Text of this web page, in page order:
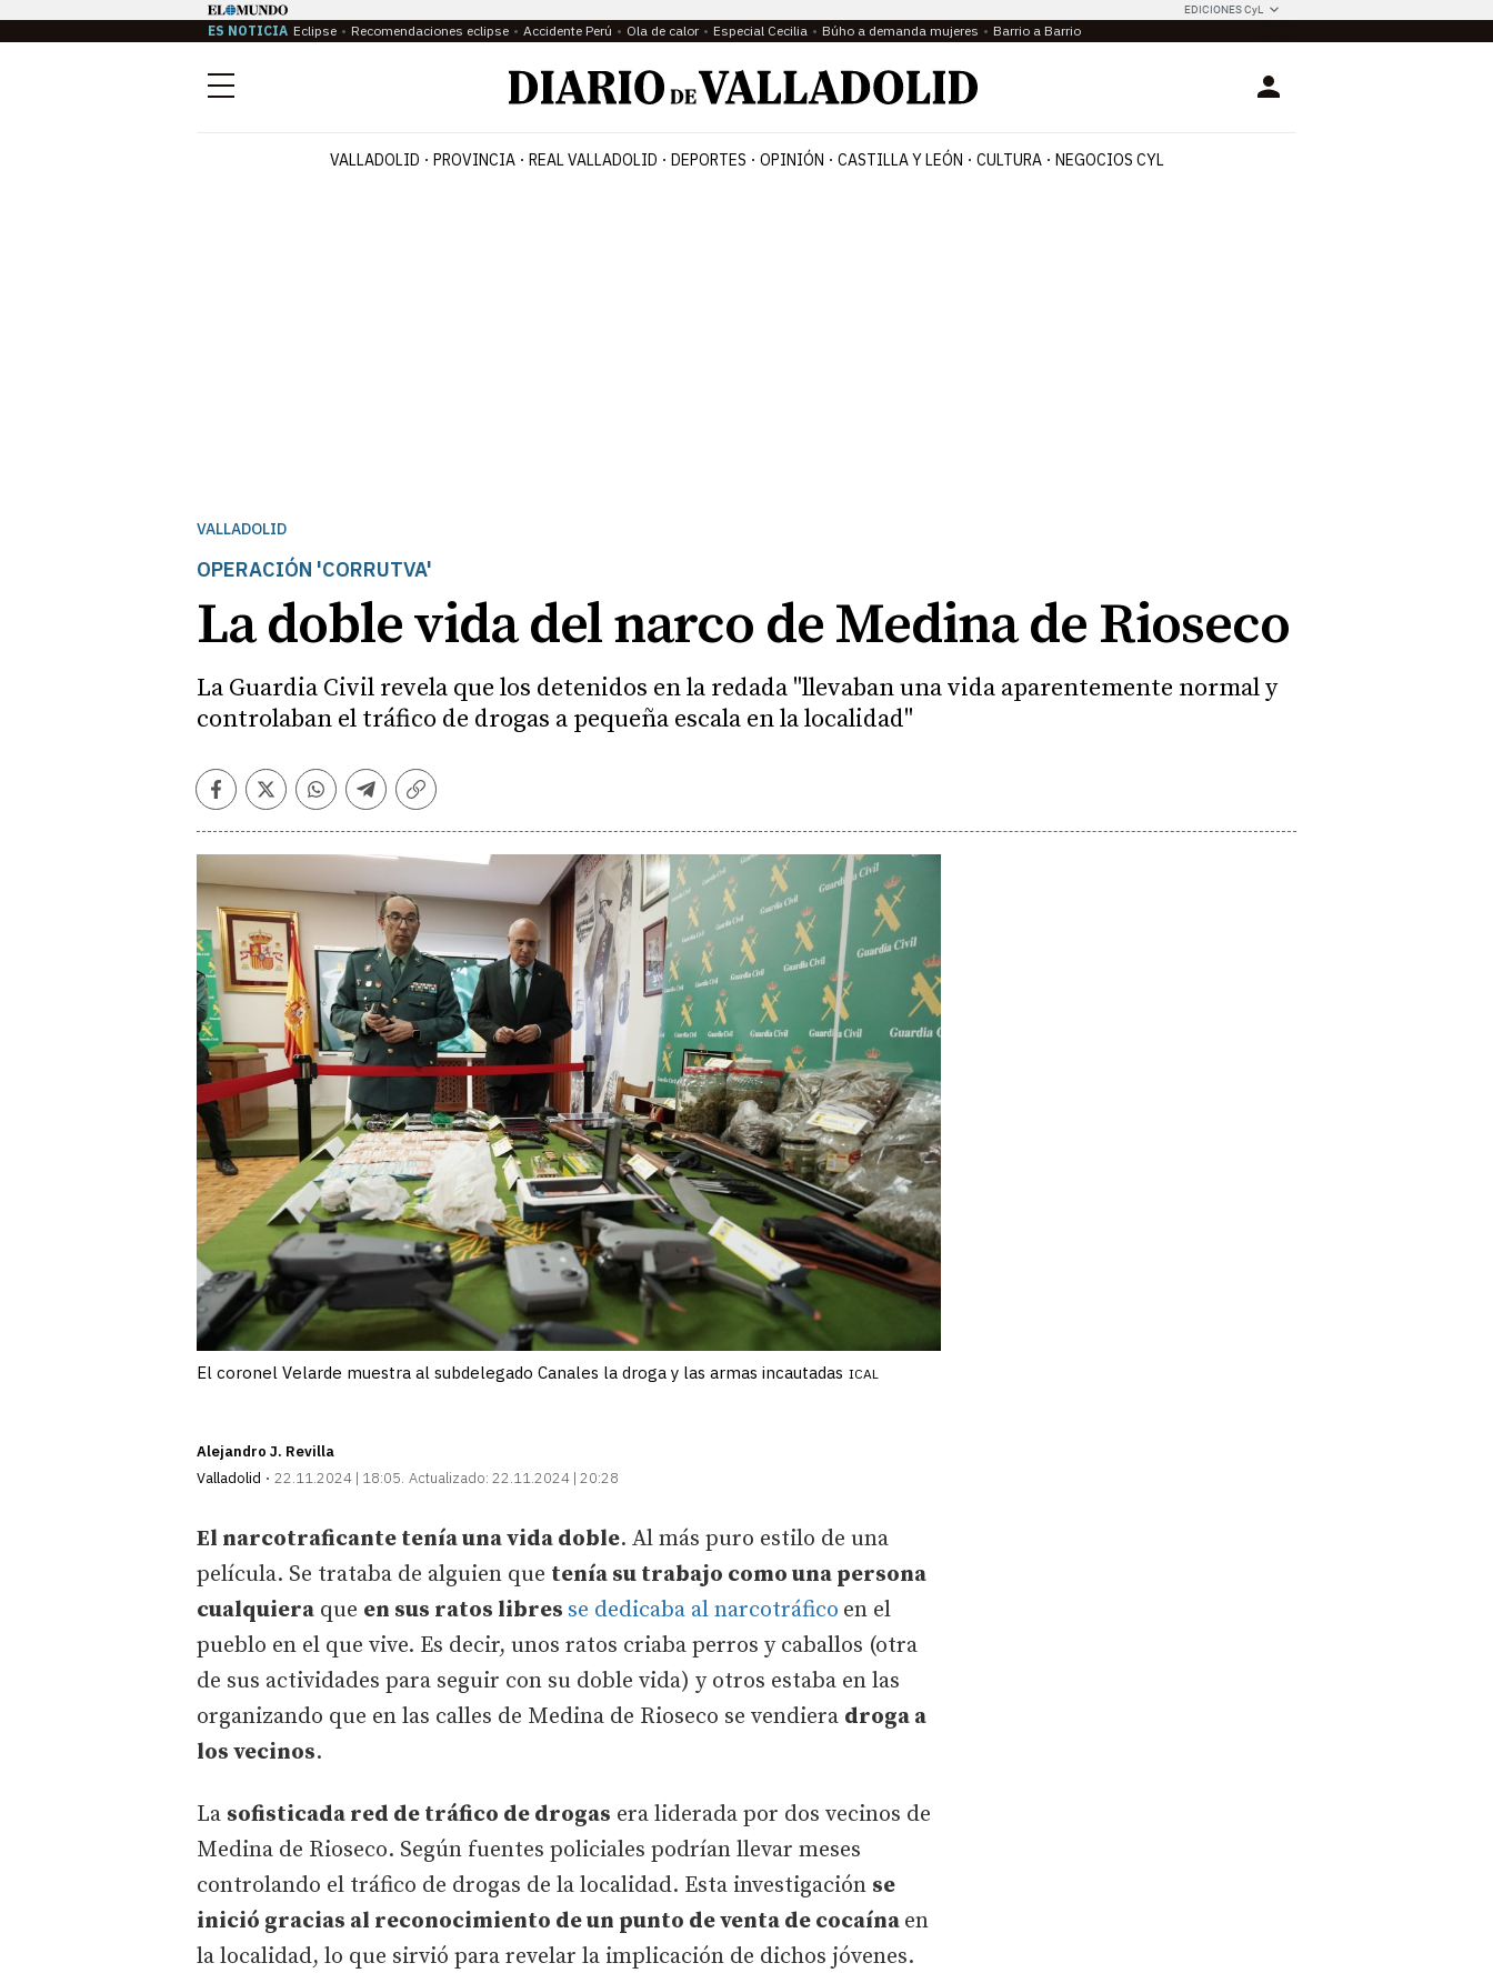
EDICIONES CyL
ES NOTICIA Eclipse Recomendaciones eclipse Accidente Perú Ola de calor Especial Cecilia Búho a demanda mujeres Barrio a Barrio
Menú Login
VALLADOLID PROVINCIA REAL VALLADOLID DEPORTES OPINIÓN CASTILLA Y LEÓN CULTURA NEGOCIOS CYL
VALLADOLID
OPERACIÓN 'CORRUTVA'
La doble vida del narco de Medina de Rioseco
La Guardia Civil revela que los detenidos en la redada "llevaban una vida aparentemente normal y
controlaban el tráfico de drogas a pequeña escala en la localidad"
Facebook
TwitterWhatsapp
Telegram
Copiar
El coronel Velarde muestra al subdelegado Canales la droga y las armas incautadas ICAL
Alejandro J. Revilla
Valladolid
22.11.2024 | 18:05 Actualizado: 22.11.2024 | 20:28
El narcotraficante tenía una vida doble. Al más puro estilo de una
película. Se trataba de alguien que tenía su trabajo como una persona
cualquiera que en sus ratos libres se dedicaba al narcotráfico en el
pueblo en el que vive. Es decir, unos ratos criaba perros y caballos (otra
de sus actividades para seguir con su doble vida) y otros estaba en las
organizando que en las calles de Medina de Rioseco se vendiera droga a
los vecinos.
La sofisticada red de tráfico de drogas era liderada por dos vecinos de
Medina de Rioseco. Según fuentes policiales podrían llevar meses
controlando el tráfico de drogas de la localidad. Esta investigación se
inició gracias al reconocimiento de un punto de venta de cocaína en
la localidad, lo que sirvió para revelar la implicación de dichos jóvenes.